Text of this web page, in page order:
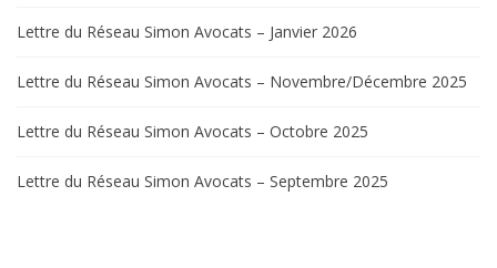
Lettre du Réseau Simon Avocats – Janvier 2026
Lettre du Réseau Simon Avocats – Novembre/Décembre 2025
Lettre du Réseau Simon Avocats – Octobre 2025
Lettre du Réseau Simon Avocats – Septembre 2025